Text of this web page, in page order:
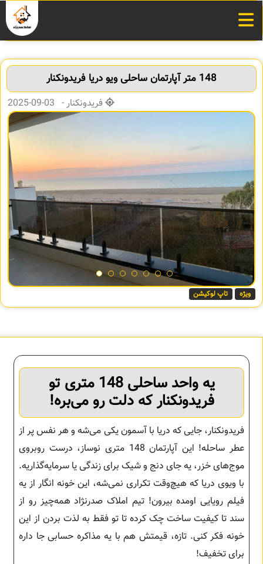
148 متر آپارتمان ساحلی ویو دریا فریدونکنار
فریدونکنار - 03-09-2025
ویژه تاپ لوکیشن
یه واحد ساحلی 148 متری تو
فریدونکنار که دلت رو می‌بره!
فریدونکنار، جایی که دریا با آسمون یکی می‌شه و هر نفس پر از
عطر ساحله! این آپارتمان 148 متری نوساز، درست روبروی
موج‌های خزر، یه جای دنج و شیک برای زندگی یا سرمایه‌گذاریه.
با ویوی دریا که هیچ‌وقت تکراری نمی‌شه، این خونه انگار از یه
فیلم رویایی اومده بیرون! تیم املاک صدرنژاد همه‌چیز رو از
سند تا کیفیت ساخت چک کرده تا تو فقط به لذت بردن از این
خونه فکر کنی. تازه، قیمتش هم با یه مذاکره حسابی جا داره
برای تخفیف!